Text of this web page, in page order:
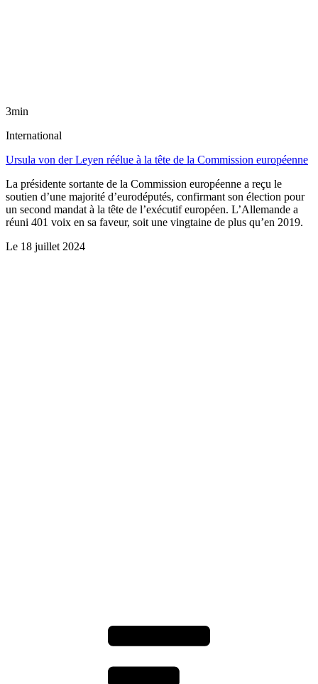
3min
International
Ursula von der Leyen réélue à la tête de la Commission européenne
La présidente sortante de la Commission européenne a reçu le
soutien d’une majorité d’eurodéputés, confirmant son élection pour
un second mandat à la tête de l’exécutif européen. L’Allemande a
réuni 401 voix en sa faveur, soit une vingtaine de plus qu’en 2019.
Le 18 juillet 2024